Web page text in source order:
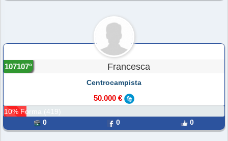
Francesca
107107°
Centrocampista
50.000 €
10% Forma (419)
0
0 0